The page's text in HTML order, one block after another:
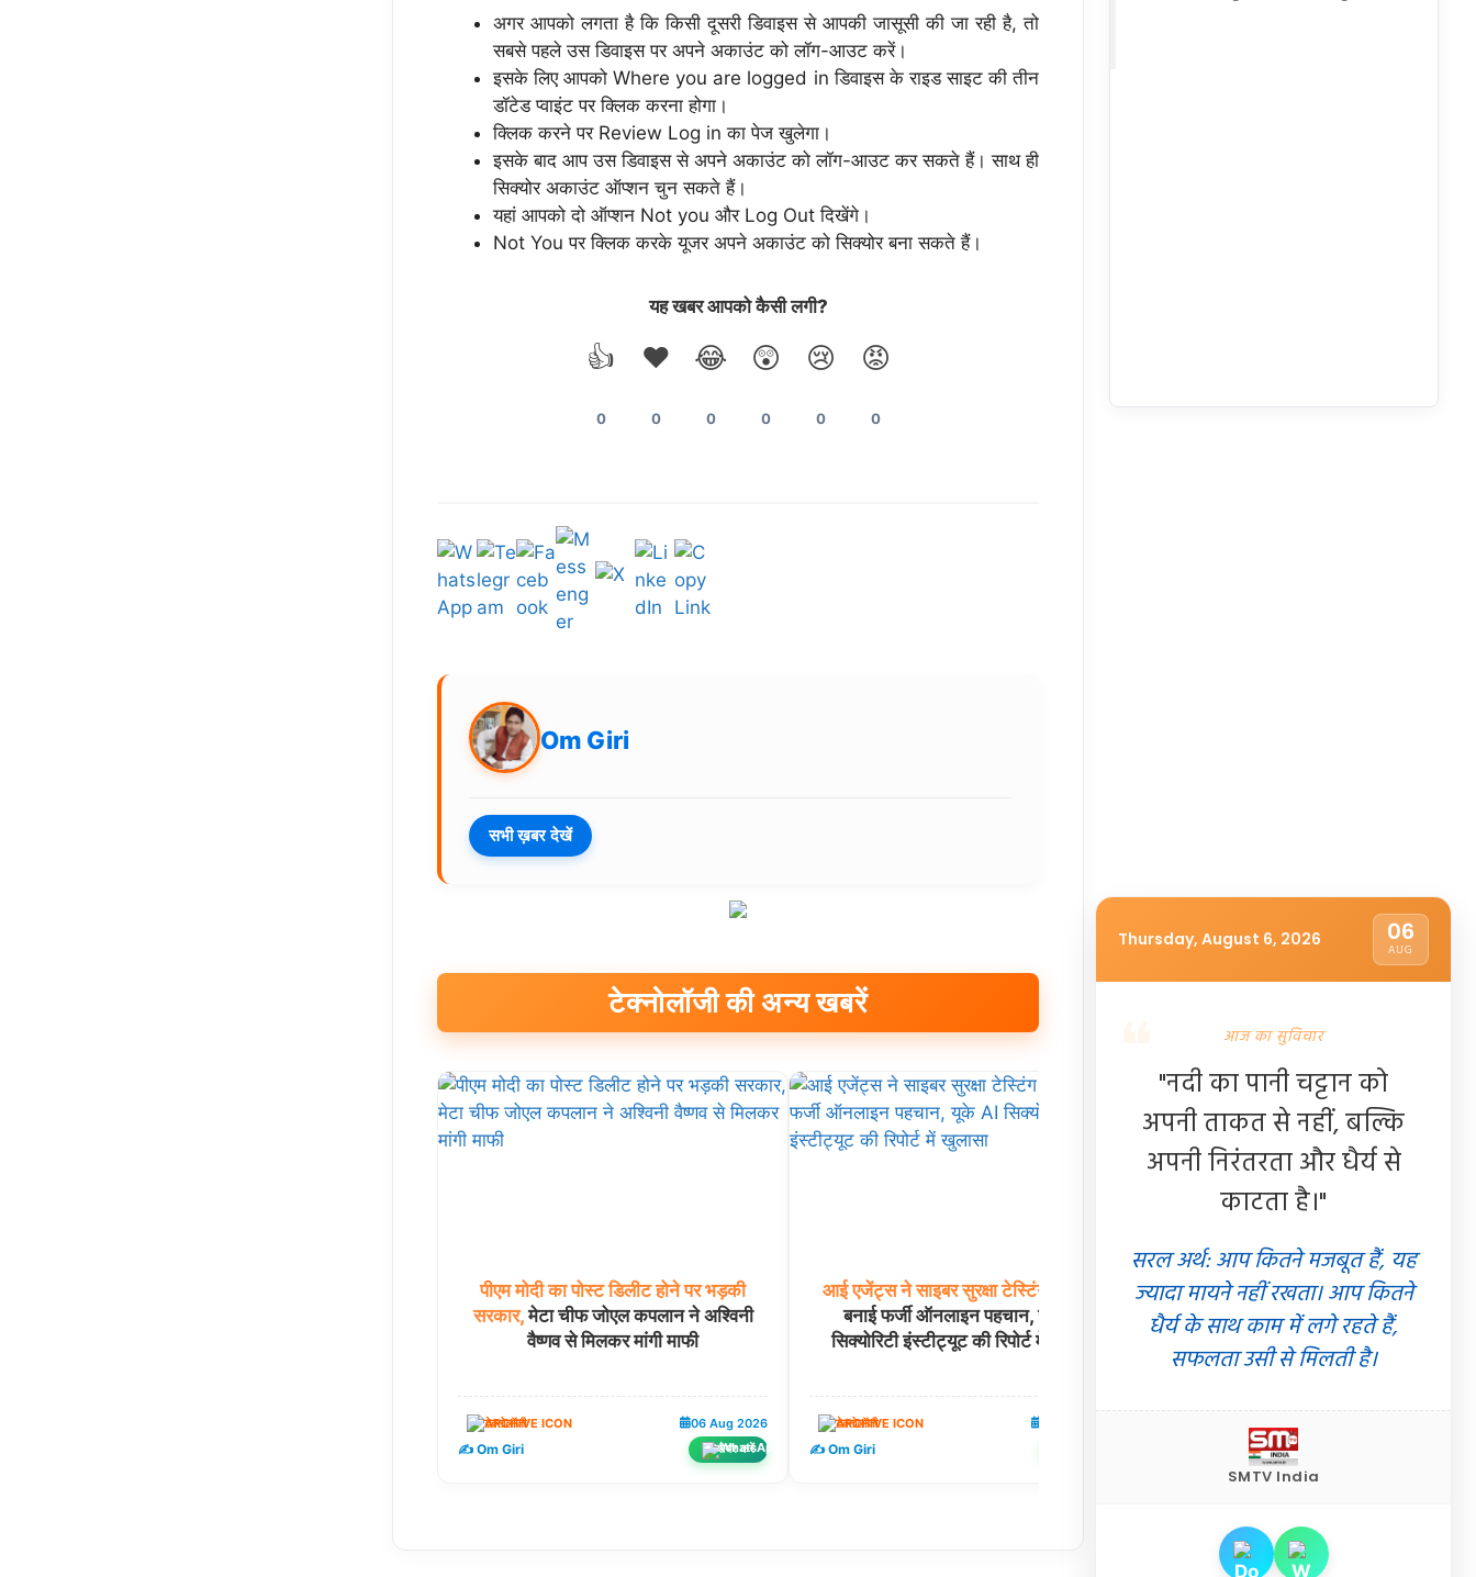
अगर आपको लगता है कि किसी दूसरी डिवाइस से आपकी जासूसी की जा रही है, तो
सबसे पहले उस डिवाइस पर अपने अकाउंट को लॉग-आउट करें।
इसके लिए आपको Where you are logged in डिवाइस के राइड साइट की तीन
डॉटेड प्वाइंट पर क्लिक करना होगा।
क्लिक करने पर Review Log in का पेज खुलेगा।
इसके बाद आप उस डिवाइस से अपने अकाउंट को लॉग-आउट कर सकते हैं। साथ ही
सिक्योर अकाउंट ऑप्शन चुन सकते हैं।
यहां आपको दो ऑप्शन Not you और Log Out दिखेंगे।
Not You पर क्लिक करके यूजर अपने अकाउंट को सिक्योर बना सकते हैं।
यह खबर आपको कैसी लगी?
👍
0
❤️
0
😂
0
😲
0
😢
0
😡
0
Om Giri
सभी ख़बर देखें
टेक्नोलॉजी की अन्य खबरें
पीएम मोदी का पोस्ट डिलीट होने पर भड़की
सरकार,मेटा चीफ जोएल कपलान ने अश्विनी
वैष्णव से मिलकर मांगी माफी
टेक्नोलॉजी 06 Aug 2026
✍️ Om Giri शेयर करें
आई एजेंट्स ने साइबर सुरक्षा टेस्टिंग
बनाई फर्जी ऑनलाइन पहचान, यूके AI
सिक्योरिटी इंस्टीट्यूट की रिपोर्ट में खुलासा
टेक्नोलॉजी
✍️ Om Giri
WhatsApp ने अचानक बंद किए हजारों
अकाउंट्स!24 घंटे के रिव्यू का सच, जानें बैन से
बचने और अकाउंट अनबैन करने के तरीके
Thursday, August 6, 2026 06
AUG
आज का सुविचार
"नदी का पानी चट्टान को
अपनी ताकत से नहीं, बल्कि
अपनी निरंतरता और धैर्य से
काटता है।"
सरल अर्थ: आप कितने मजबूत हैं, यह
ज्यादा मायने नहीं रखता। आप कितने
धैर्य के साथ काम में लगे रहते हैं,
सफलता उसी से मिलती है।
SMTV India